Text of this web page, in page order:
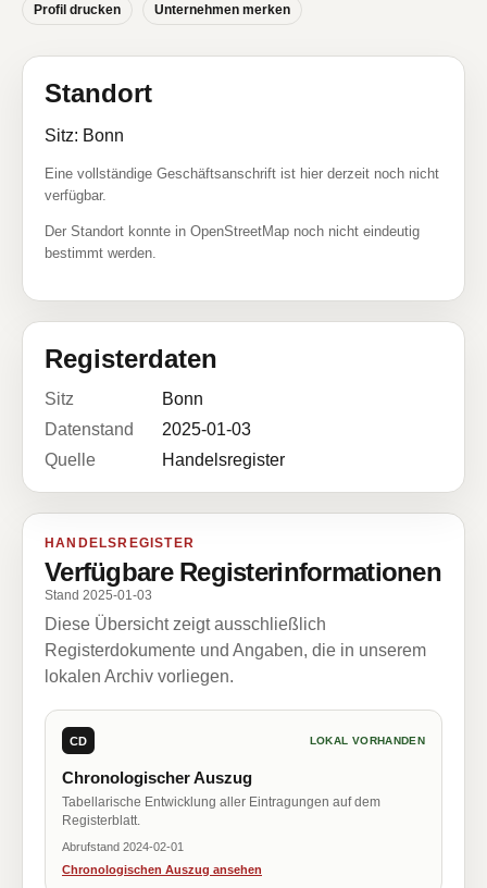
Profil drucken Unternehmen merken
Standort
Sitz: Bonn
Eine vollständige Geschäftsanschrift ist hier derzeit noch nicht
verfügbar.
Der Standort konnte in OpenStreetMap noch nicht eindeutig
bestimmt werden.
Registerdaten
Sitz
Bonn
Datenstand
2025-01-03
Quelle
Handelsregister
HANDELSREGISTER
Verfügbare Registerinformationen
Stand 2025-01-03
Diese Übersicht zeigt ausschließlich
Registerdokumente und Angaben, die in unserem
lokalen Archiv vorliegen.
CD LOKAL VORHANDEN
Chronologischer Auszug
Tabellarische Entwicklung aller Eintragungen auf dem
Registerblatt.
Abrufstand 2024-02-01
Chronologischen Auszug ansehen